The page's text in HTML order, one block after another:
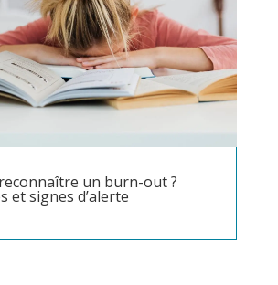
un burn-out ?
et signes d’alerte